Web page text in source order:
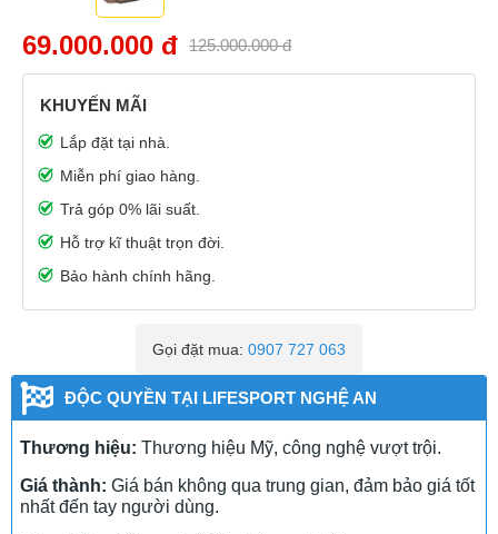
69.000.000 đ 125.000.000 đ
KHUYẾN MÃI
Lắp đặt tại nhà.
Miễn phí giao hàng.
Trả góp 0% lãi suất.
Hỗ trợ kĩ thuật trọn đời.
Bảo hành chính hãng.
Gọi đặt mua: 0907 727 063
ĐỘC QUYỀN TẠI LIFESPORT NGHỆ AN
Thương hiệu: Thương hiệu Mỹ, công nghệ vượt trội.
Giá thành: Giá bán không qua trung gian, đảm bảo giá tốt
nhất đến tay người dùng.